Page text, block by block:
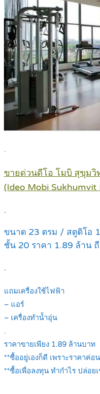
.
ขายด่วนดีโอ โมบิ สุขุมวิ
(Ideo Mobi Sukhumvit
.
ขนาด 23 ตรม / สตูดิโอ
ชั้น 20 ราคา 1.89 ล้าน
.
แถมเครื่องใช้ไฟฟ้า
– แอร์
– เครื่องทำน้ำอุ่น
.
ราคาขายเพียง 1.89 ล้านบาท
**ซื้ออยู่เองก็ดี เพราะราคาค่อ
**ซื้อเพื่อลงทุน ทำกำไร ปล่อย